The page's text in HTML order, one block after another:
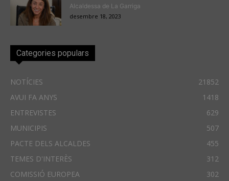
Alcaldessa de La Garriga
desembre 18, 2023
Categories populars
NOTÍCIES
21852
AVUI FA ANYS
1418
ENTREVISTES
629
MUNICIPIS
507
PACTE DELS ALCALDES
455
TEMES D'INTERÈS
312
COMISSIÓ EUROPEA
302